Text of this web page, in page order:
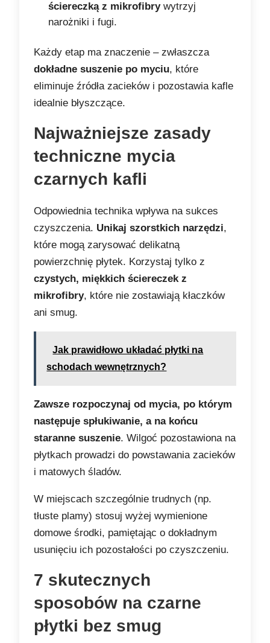
ściereczką z mikrofibrywytrzyj
narożniki i fugi.
Każdy etap ma znaczenie – zwłaszcza
dokładne suszenie po myciu, które
eliminuje źródła zacieków i pozostawia kafle
idealnie błyszczące.
Najważniejsze zasady
techniczne mycia
czarnych kafli
Odpowiednia technika wpływa na sukces
czyszczenia. Unikaj szorstkich narzędzi,
które mogą zarysować delikatną
powierzchnię płytek. Korzystaj tylko z
czystych, miękkich ściereczek z
mikrofibry, które nie zostawiają kłaczków
ani smug.
Jak prawidłowo układać płytki na
schodach wewnętrznych?
Zawsze rozpoczynaj od mycia, po którym
następuje spłukiwanie, a na końcu
staranne suszenie. Wilgoć pozostawiona na
płytkach prowadzi do powstawania zacieków
i matowych śladów.
W miejscach szczególnie trudnych (np.
tłuste plamy) stosuj wyżej wymienione
domowe środki, pamiętając o dokładnym
usunięciu ich pozostałości po czyszczeniu.
7 skutecznych
sposobów na czarne
płytki bez smug